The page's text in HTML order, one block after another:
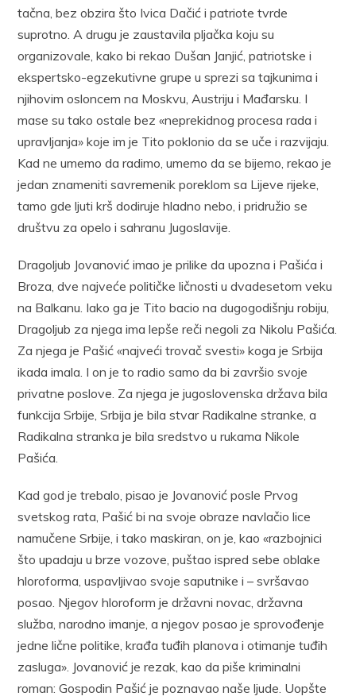
tačna, bez obzira što Ivica Dačić i patriote tvrde
suprotno. A drugu je zaustavila pljačka koju su
organizovale, kako bi rekao Dušan Janjić, patriotske i
ekspertsko-egzekutivne grupe u sprezi sa tajkunima i
njihovim osloncem na Moskvu, Austriju i Mađarsku. I
mase su tako ostale bez «neprekidnog procesa rada i
upravljanja» koje im je Tito poklonio da se uče i razvijaju.
Kad ne umemo da radimo, umemo da se bijemo, rekao je
jedan znameniti savremenik poreklom sa Lijeve rijeke,
tamo gde ljuti krš dodiruje hladno nebo, i pridružio se
društvu za opelo i sahranu Jugoslavije.
Dragoljub Jovanović imao je prilike da upozna i Pašića i
Broza, dve najveće političke ličnosti u dvadesetom veku
na Balkanu. Iako ga je Tito bacio na dugogodišnju robiju,
Dragoljub za njega ima lepše reči negoli za Nikolu Pašića.
Za njega je Pašić «najveći trovač svesti» koga je Srbija
ikada imala. I on je to radio samo da bi završio svoje
privatne poslove. Za njega je jugoslovenska država bila
funkcija Srbije, Srbija je bila stvar Radikalne stranke, a
Radikalna stranka je bila sredstvo u rukama Nikole
Pašića.
Kad god je trebalo, pisao je Jovanović posle Prvog
svetskog rata, Pašić bi na svoje obraze navlačio lice
namučene Srbije, i tako maskiran, on je, kao «razbojnici
što upadaju u brze vozove, puštao ispred sebe oblake
hloroforma, uspavljivao svoje saputnike i – svršavao
posao. Njegov hloroform je državni novac, državna
služba, narodno imanje, a njegov posao je sprovođenje
jedne lične politike, krađa tuđih planova i otimanje tuđih
zasluga». Jovanović je rezak, kao da piše kriminalni
roman: Gospodin Pašić je poznavao naše ljude. Uopšte